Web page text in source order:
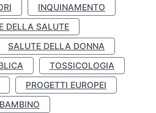
INQUINAMENTO
DELLA SALUTE
SALUTE DELLA DONNA
TOSSICOLOGIA
PROGETTI EUROPEI